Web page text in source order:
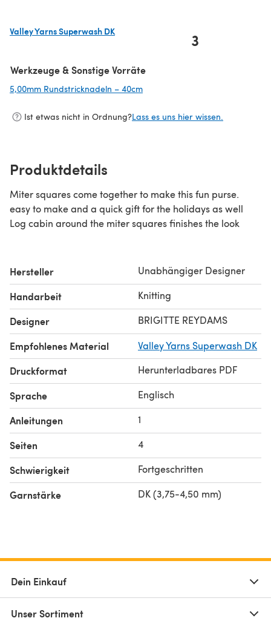
Valley Yarns Superwash DK
3
Werkzeuge & Sonstige Vorräte
5,00mm Rundstricknadeln – 40cm
Ist etwas nicht in Ordnung?Lass es uns hier wissen.
Produktdetails
Miter squares come together to make this fun purse.
easy to make and a quick gift for the holidays as well
Log cabin around the miter squares finishes the look
Hersteller Unabhängiger Designer
Handarbeit Knitting
Designer BRIGITTE REYDAMS
Empfohlenes Material Valley Yarns Superwash DK
Druckformat Herunterladbares PDF
Sprache Englisch
Anleitungen 1
Seiten 4
Schwierigkeit Fortgeschritten
Garnstärke DK (3,75-4,50 mm)
Dein Einkauf
Unser Sortiment